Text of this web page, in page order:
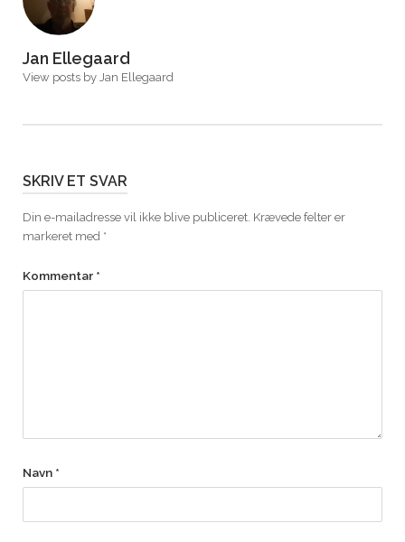
Jan Ellegaard
View posts by Jan Ellegaard
SKRIV ET SVAR
Din e-mailadresse vil ikke blive publiceret. Krævede felter er
markeret med *
Kommentar *
Navn *